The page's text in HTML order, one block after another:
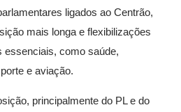
ligados ao Centrão,
mais longa e flexibilizações
essenciais, como saúde,
e aviação.
principalmente do PL e do